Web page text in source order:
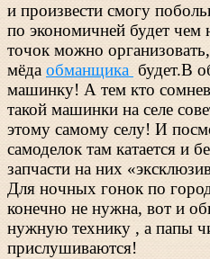
и произвести смогу
по экономичней будет чем
точок можно
мёда обманщика будет.В
машинку! А тем кто
такой машинки на селе
этому самому селу! И
самоделок там катается и
запчасти на них
Для ночных гонок по
конечно не нужна, вот и
нужную технику , а папы
прислушиваются!